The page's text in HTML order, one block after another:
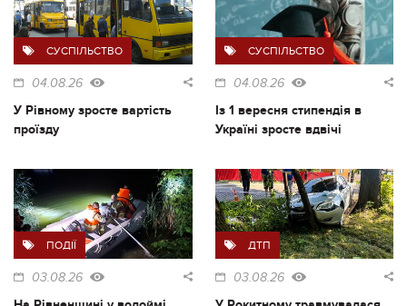
СУСПІЛЬСТВО
04.08.26
У Рівному зросте вартість
проїзду
СУСПІЛЬСТВО
04.08.26
Із 1 вересня стипендія в
Україні зросте вдвічі
ПОДІЇ
03.08.26
ДТП
03.08.26